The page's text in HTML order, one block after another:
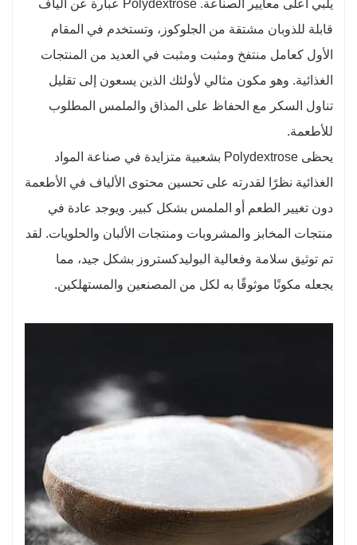
يلبي أعلى معايير الصناعة. Polydextrose عبارة عن ألياف
قابلة للذوبان مشتقة من الجلوكوز، وتستخدم في المقام
الأول كعامل منتفخ ومثبت ومثبت في العديد من المنتجات
الغذائية. وهو مكون مثالي لأولئك الذين يسعون إلى تقليل
تناول السكر مع الحفاظ على المذاق والملمس المطلوب
للأطعمة.
يحظى Polydextrose بشعبية متزايدة في صناعة المواد
الغذائية نظرًا لقدرته على تحسين محتوى الألياف في الأطعمة
دون تغيير الطعم أو الملمس بشكل كبير. ويوجد عادة في
منتجات المخابز والمشروبات ومنتجات الألبان والحلويات. لقد
تم توثيق سلامة وفعالية البوليدكستروز بشكل جيد، مما
يجعله مكونًا موثوقًا به لكل من المصنعين والمستهلكين.